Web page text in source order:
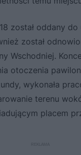
został oddany do
został
Wschodniej.
otoczenia
wykonała
terenu
placem